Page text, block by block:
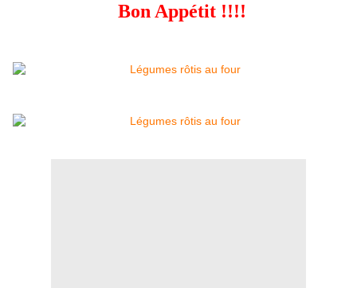
Bon Appétit !!!!